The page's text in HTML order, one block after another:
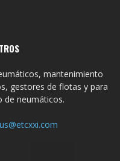
mantenimiento
gestores de flotas y para
de neumáticos.